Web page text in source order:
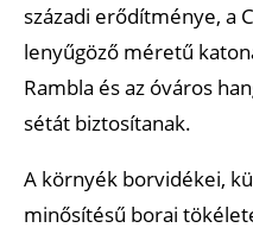
századi erődítménye, a
lenyűgöző méretű
Rambla és az óváros
sétát biztosítanak.
A környék borvidékei,
minősítésű borai